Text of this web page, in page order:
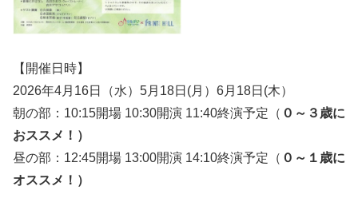
【開催日時】
2026年4月16日（水）5月18日(月）6月18日(木）
朝の部：10:15開場 10:30開演 11:40終演予定（ ０～３歳に
おススメ！）
昼の部：12:45開場 13:00開演 14:10終演予定（ ０～１歳に
オススメ！）